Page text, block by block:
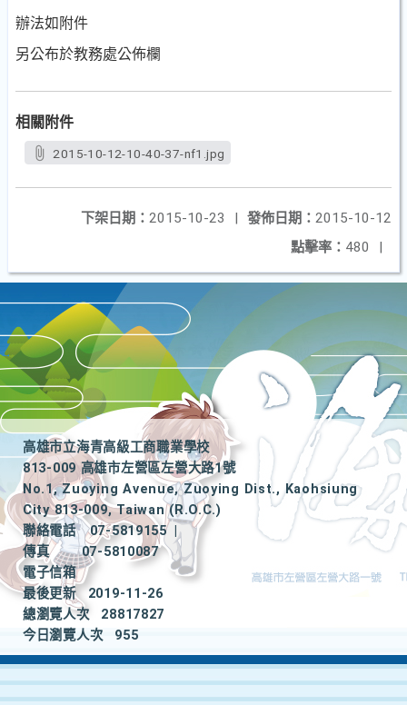
辦法如附件
另公布於教務處公佈欄
相關附件
2015-10-12-10-40-37-nf1.jpg
發佈日期： 2015-10-12
下架日期： 2015-10-23
|
點擊率： 480 |
高雄市立海青高級工商職業學校
813-009 高雄市左營區左營大路1號
No.1, Zuoying Avenue, Zuoying Dist., Kaohsiung
City 813-009, Taiwan (R.O.C.)
聯絡電話
07-5819155
|
傳真
07-5810087
電子信箱
最後更新
2019-11-26
總瀏覽人次
28817827
今日瀏覽人次
955